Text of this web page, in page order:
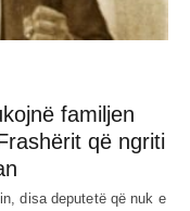
familjen
që ngriti
disa deputetë që nuk e